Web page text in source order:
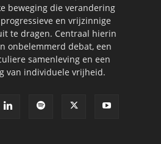
beweging die verandering
en vrijzinnige
te dragen. Centraal hierin
onbelemmerd debat, een
samenleving en een
van individuele vrijheid.